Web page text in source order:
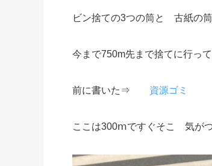
ビン捨ての3つの筒と 古紙の
今まで750m先まで捨てに行っ
前に書いた⇒ 資源ゴミ
ここは300ⅿですぐそこ 気が